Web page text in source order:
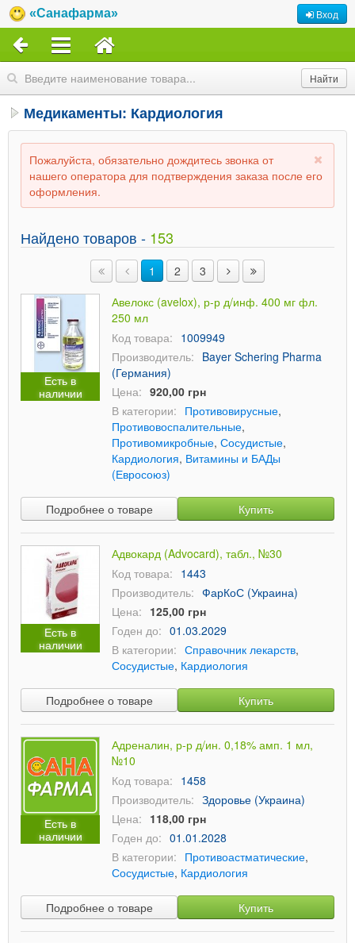
«Санафарма» Вход
Медикаменты: Кардиология
Пожалуйста, обязательно дождитесь звонка от
нашего оператора для подтверждения заказа после его
оформления.
Найдено товаров - 153
1 2 3
Есть в
наличии
Авелокс (avelox), р-р д/инф. 400 мг фл.
250 мл
Код товара: 1009949
Производитель: Bayer Schering Pharma
(Германия)
Цена: 920,00 грн
В категории: Противовирусные,
Противовоспалительные,
Противомикробные, Сосудистые,
Кардиология, Витамины и БАДы
(Евросоюз)
Подробнее о товаре Купить
Есть в
наличии
Адвокард (Advocard), табл., №30
Код товара: 1443
Производитель: ФарКоС (Украина)
Цена: 125,00 грн
Годен до: 01.03.2029
В категории: Справочник лекарств,
Сосудистые, Кардиология
Подробнее о товаре Купить
Есть в
наличии
Адреналин, р-р д/ин. 0,18% амп. 1 мл,
№10
Код товара: 1458
Производитель: Здоровье (Украина)
Цена: 118,00 грн
Годен до: 01.01.2028
В категории: Противоастматические,
Сосудистые, Кардиология
Подробнее о товаре Купить